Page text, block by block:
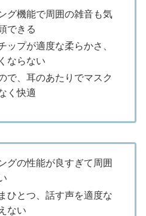
グ機能で周囲の雑音も気
できる
ップが適度な柔らかさ、
ならない
で、耳のあたりでマスク
く快適
グの性能が良すぎて周囲
ひとつ、話す声を適度な
ない